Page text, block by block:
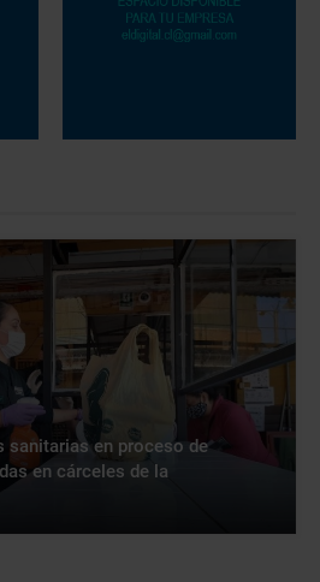
sanitarias en proceso de
en cárceles de la